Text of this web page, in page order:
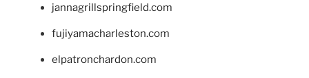
jannagrillspringfield.com
fujiyamacharleston.com
elpatronchardon.com